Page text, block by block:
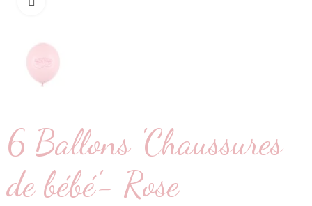
6 Ballons 'Chaussures
de bébé'- Rose